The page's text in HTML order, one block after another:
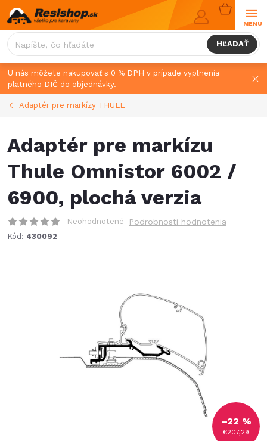
Prejsť
na
obsah
HĽADAŤ
KOŠÍK
U nás môžete nakupovať s 0 % DPH v prípade vyplnenia
platného DIČ do objednávky.
Adaptér pre markízy THULE
Adaptér pre markízu
Thule Omnistor 6002 /
6900, plochá verzia
Neohodnotené Podrobnosti hodnotenia
Kód: 430092
€207,29
–22 %